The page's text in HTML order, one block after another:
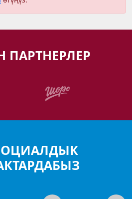
ПАРТНЕРЛЕР